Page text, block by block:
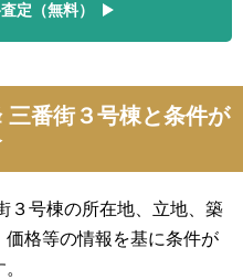
定（無料）
三番街３号棟と条件が
３号棟の所在地、立地、築
格等の情報を基に条件が